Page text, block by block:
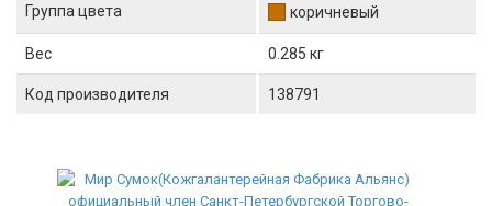
Группа цвета коричневый
Вес 0.285 кг
Код производителя 138791